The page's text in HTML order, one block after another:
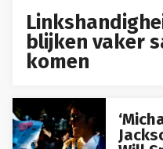
blijken vaker
komen